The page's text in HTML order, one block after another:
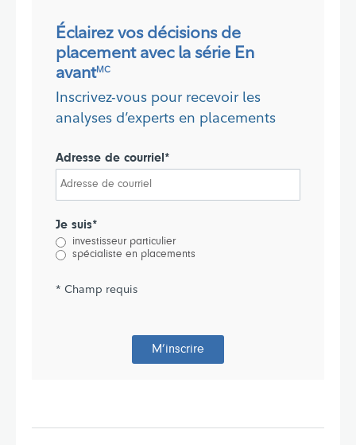
Éclairez vos décisions de
placement avec la série En
avantMC
Inscrivez-vous pour recevoir les
analyses d’experts en placements
Adresse de courriel*
Je suis*
investisseur particulier
spécialiste en placements
* Champ requis
M’inscrire